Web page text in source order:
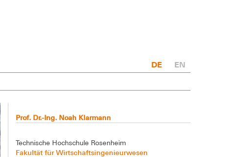
DE EN
Prof. Dr.-Ing. Noah Klarmann
Technische Hochschule Rosenheim
Fakultät für Wirtschaftsingenieurwesen